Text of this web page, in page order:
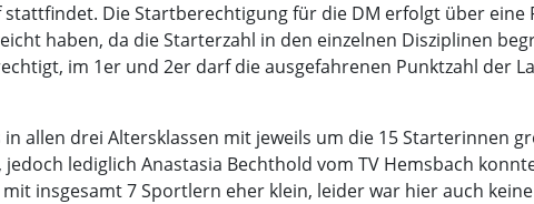
stattfindet. Die Startberechtigung für die DM erfolgt über
haben, da die Starterzahl in den einzelnen Disziplinen
im 1er und 2er darf die ausgefahrenen Punktzahl der
in allen drei Altersklassen mit jeweils um die 15 Starterinnen
lediglich Anastasia Bechthold vom TV Hemsbach
insgesamt 7 Sportlern eher klein, leider war hier auch